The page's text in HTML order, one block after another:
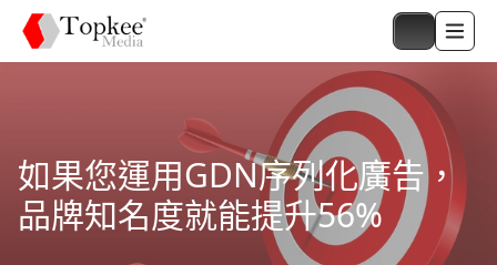
如果您運用GDN序列化廣告，
品牌知名度就能提升56%